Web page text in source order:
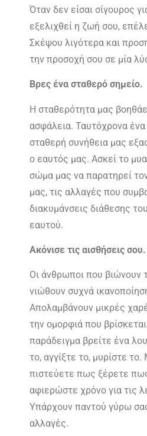
Όταν δεν είσαι σίγουρος
εξελιχθεί η ζωή σου,
Σκέψου λιγότερα και
την προσοχή σου σε μία
Βρες ένα σταθερό σημείο.
Η σταθερότητα μας
ασφάλεια. Ταυτόχρονα ένα
σταθερή συνήθεια μας
ο εαυτός μας. Ασκεί το
σώμα μας να παρατηρεί
μας, τις αλλαγές που
διακυμάνσεις διάθεσης
εαυτού.
Ακόνισε τις αισθήσεις σου.
Οι άνθρωποι που βιώνουν
νιώθουν συχνά
Απολαμβάνουν μικρές
την ομορφιά που
παράδειγμα βρείτε ένα
το, αγγίξτε το, μυρίστε
πιστεύετε πως ξέρετε
αφιερώστε χρόνο για τις
Υπάρχουν παντού γύρω
αλλαγές.